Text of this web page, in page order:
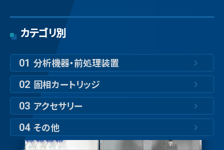
カテゴリ別
01 分析機器・前処理装置
02 固相カートリッジ
03 アクセサリー
04 その他